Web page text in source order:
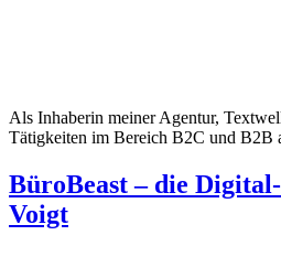
Als Inhaberin meiner Agentur,
Tätigkeiten im Bereich B2C und B2B
BüroBeast – die
Voigt